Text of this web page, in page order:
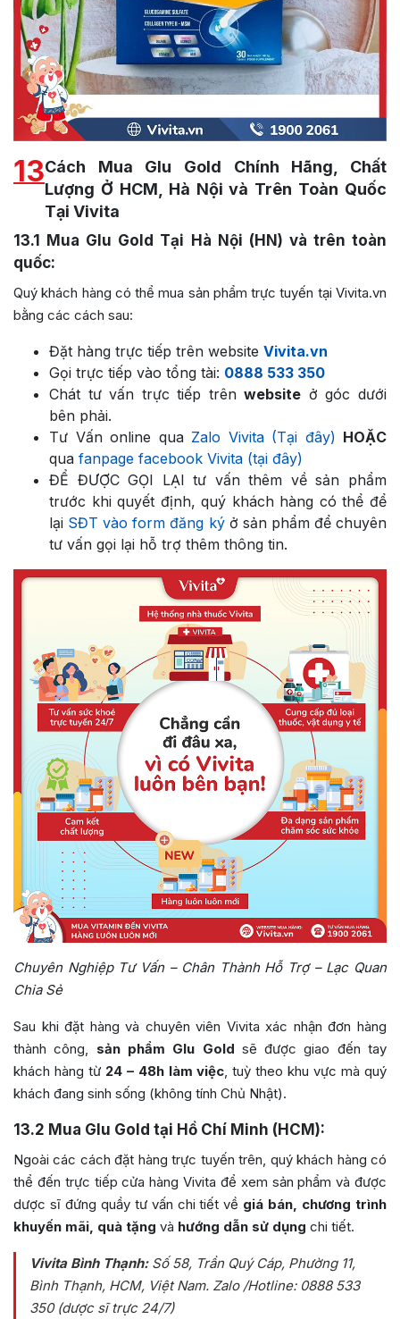
13Cách Mua Glu Gold Chính Hãng, Chất
Lượng Ở HCM, Hà Nội và Trên Toàn Quốc
Tại Vivita
13.1
Mua Glu Gold Tại Hà Nội (HN) và trên toàn
quốc:
Quý khách hàng có thể mua sản phẩm trực tuyến tại Vivita.vn
bằng các cách sau:
Đặt hàng trực tiếp trên website Vivita.vn
Gọi trực tiếp vào tổng tài: 0888 533 350
Chát tư vấn trực tiếp trênwebsite ở góc dưới
bên phải.
Tư Vấn online quaZalo Vivita (Tại đây) HOẶC
qua fanpage facebook Vivita (tại đây)
ĐỂ ĐƯỢC GỌI LẠI tư vấn thêm về sản phẩm
trước khi quyết định, quý khách hàng có thể để
lại SĐT vào form đăng kýở sản phẩm để chuyên
tư vấn gọi lại hỗ trợ thêm thông tin.
Chuyên Nghiệp Tư Vấn – Chân Thành Hỗ Trợ – Lạc Quan
Chia Sẻ
Sau khi đặt hàng và chuyên viên Vivita xác nhận đơn hàng
thành công, sản phẩm Glu Gold sẽ được giao đến tay
khách hàng từ 24 – 48h làm việc, tuỳ theo khu vực mà quý
khách đang sinh sống (không tính Chủ Nhật).
13.2 Mua Glu Gold tại Hồ Chí Minh (HCM):
Ngoài các cách đặt hàng trực tuyến trên, quý khách hàng có
thể đến trực tiếp cửa hàng Vivita để xem sản phẩm và được
dược sĩ đứng quầy tư vấn chi tiết về giá bán, chương trình
khuyến mãi, quà tặng và hướng dẫn sử dụng chi tiết.
Vivita Bình Thạnh:Số 58, Trần Quý Cáp, Phường 11,
Bình Thạnh, HCM, Việt Nam. Zalo /Hotline: 0888 533
350 (dược sĩ trực 24/7)